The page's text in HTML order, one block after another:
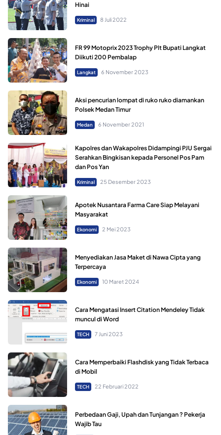
Hinai
Kriminal 8 Juli 2022
FR 99 Motoprix 2023 Trophy Plt Bupati Langkat
Diikuti 200 Pembalap
Langkat 6 November 2023
Aksi pencurian lompat di ruko ruko diamankan
Polsek Medan Timur
Medan 6 November 2021
Kapolres dan Wakapolres Didampingi PJU Sergai
Serahkan Bingkisan kepada Personel Pos Pam
dan Pos Yan
Kriminal 25 Desember 2023
Apotek Nusantara Farma Care Siap Melayani
Masyarakat
Ekonomi 2 Mei 2023
Menyediakan Jasa Maket di Nawa Cipta yang
Terpercaya
Ekonomi 10 Maret 2024
Cara Mengatasi Insert Citation Mendeley Tidak
muncul di Word
TECH 7 Juni 2023
Cara Memperbaiki Flashdisk yang Tidak Terbaca
di Mobil
TECH 22 Februari 2022
Perbedaan Gaji, Upah dan Tunjangan ? Pekerja
Wajib Tau